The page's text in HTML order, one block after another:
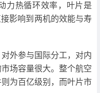
力热循环效率，叶片是
影响到两机的效能与寿
外参与国际分工，对内
场容量很大。整个航空
为百亿级别，而叶片市